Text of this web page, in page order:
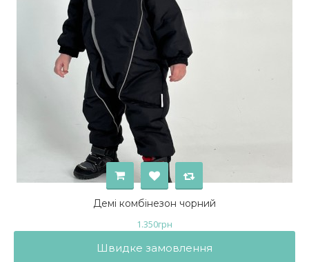
Демі комбінезон чорний
1.350грн
Швидке замовлення